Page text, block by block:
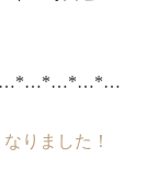
りました！